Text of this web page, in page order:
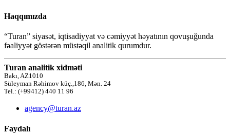
Haqqımızda
“Turan” siyasət, iqtisadiyyat və cəmiyyət həyatının qovuşuğunda
fəaliyyət göstərən müstəqil analitik qurumdur.
Turan analitik xidməti
Bakı, AZ1010
Süleyman Rəhimov küç.,186, Mən. 24
Tel.: (+99412) 440 11 96
agency@turan.az
Faydalı